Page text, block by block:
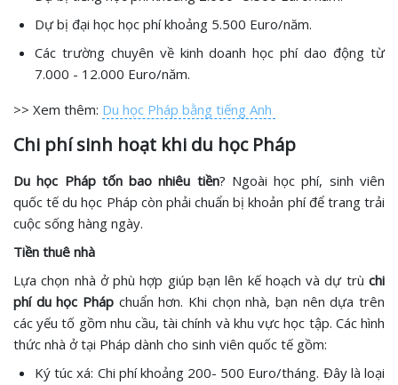
Dự bị đại học học phí khoảng 5.500 Euro/năm.
Các trường chuyên về kinh doanh học phí dao động từ
7.000 - 12.000 Euro/năm.
>> Xem thêm: Du học Pháp bằng tiếng Anh
Chi phí sinh hoạt khi du học Pháp
Du học Pháp tốn bao nhiêu tiền? Ngoài học phí, sinh viên
quốc tế du học Pháp còn phải chuẩn bị khoản phí để trang trải
cuộc sống hàng ngày.
Tiền thuê nhà
Lựa chọn nhà ở phù hợp giúp bạn lên kế hoạch và dự trù chi
phí du học Pháp chuẩn hơn. Khi chọn nhà, bạn nên dựa trên
các yếu tố gồm nhu cầu, tài chính và khu vực học tập. Các hình
thức nhà ở tại Pháp dành cho sinh viên quốc tế gồm:
Ký túc xá: Chi phí khoảng 200- 500 Euro/tháng. Đây là loại